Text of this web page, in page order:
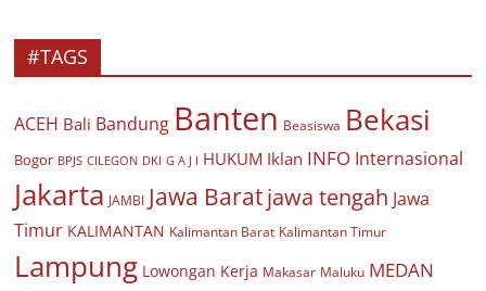
#TAGS
ACEH Bali Bandung Banten Beasiswa Bekasi
Bogor BPJS CILEGON DKI G A J I HUKUM Iklan INFO Internasional
Jakarta JAMBI Jawa Baratjawa tengah Jawa
Timur KALIMANTAN Kalimantan Barat Kalimantan Timur
Lampung Lowongan Kerja Makasar Maluku MEDAN